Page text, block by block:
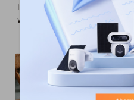
informed. What’s more, a
when your elderly parents
simplest way to